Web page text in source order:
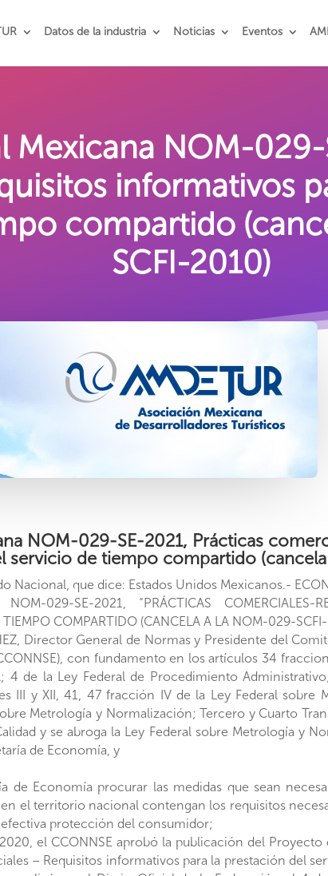
Datos de la industria Noticias Eventos
Mexicana NOM-
informativos
compartido
SCFI-2010)
NOM-029-SE-2021, Prácticas
servicio de tiempo compartido
Nacional, que dice: Estados Unidos Mexicanos.-
029-SE-2021, “PRÁCTICAS COMERCIALES-
TIEMPO COMPARTIDO (CANCELA A LA NOM-029-SCFI-
Director General de Normas y Presidente del
con fundamento en los artículos 34
4 de la Ley Federal de Procedimiento
III y XII, 41, 47 fracción IV de la Ley Federal
Metrología y Normalización; Tercero y Cuarto
y se abroga la Ley Federal sobre Metrología y
de Economía, y
de Economía procurar las medidas que sean
el territorio nacional contengan los requisitos
protección del consumidor;
el CCONNSE aprobó la publicación del Proyecto
– Requisitos informativos para la prestación del